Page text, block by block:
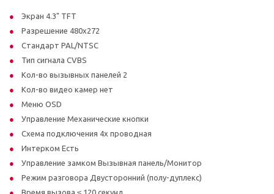
Экран 4.3" TFT
Разрешение 480x272
Стандарт PAL/NTSC
Тип сигнала CVBS
Кол-во вызывных панелей 2
Кол-во видео камер нет
Меню OSD
Управление Механические кнопки
Схема подключения 4х проводная
Интерком Есть
Управление замком Вызывная панель/Монитор
Режим разговора Двусторонний (полу-дуплекс)
Время вызова ≤ 120 секунд